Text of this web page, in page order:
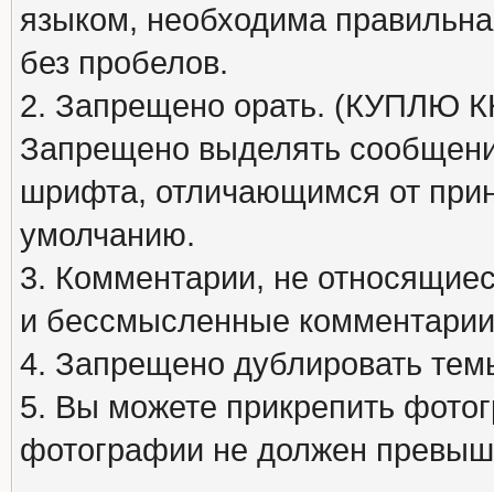
языком, необходима
без пробелов.
2. Запрещено орать. (КУПЛЮ
Запрещено выделять
шрифта, отличающимся от
умолчанию.
3. Комментарии, не
и бессмысленные
4. Запрещено дублировать
5. Вы можете прикрепить
фотографии не должен